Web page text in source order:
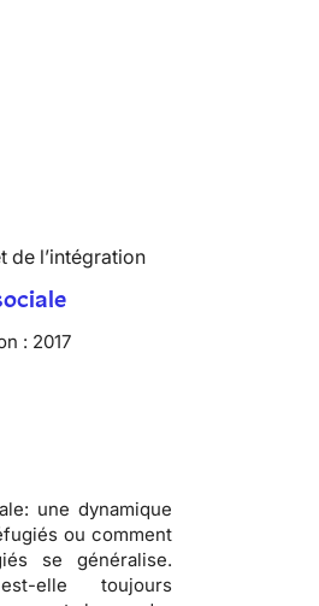
de l’intégration
: 2017
une dynamique
ou comment
se généralise.
elle toujours